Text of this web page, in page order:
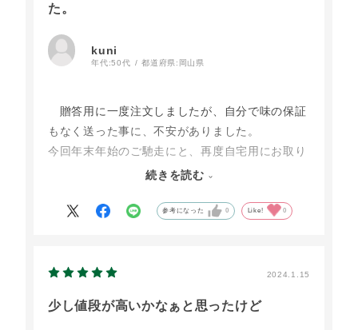
た。
kuni
年代:50代 都道府県: 岡山県
贈答用に一度注文しましたが、自分で味の保証
もなく送った事に、不安がありました。
今回年末年始のご馳走にと、再度自宅用にお取り
寄せさせていただきました。
他にお歳暮でいただいたローストビーフもあった
好みもあると思いますが、霜降りではなく赤身に
いくつかお取り寄せさせていただいています
続きを読む
参考になった 0 Like! 0
2024.1.15
少し値段が高いかなぁと思ったけど